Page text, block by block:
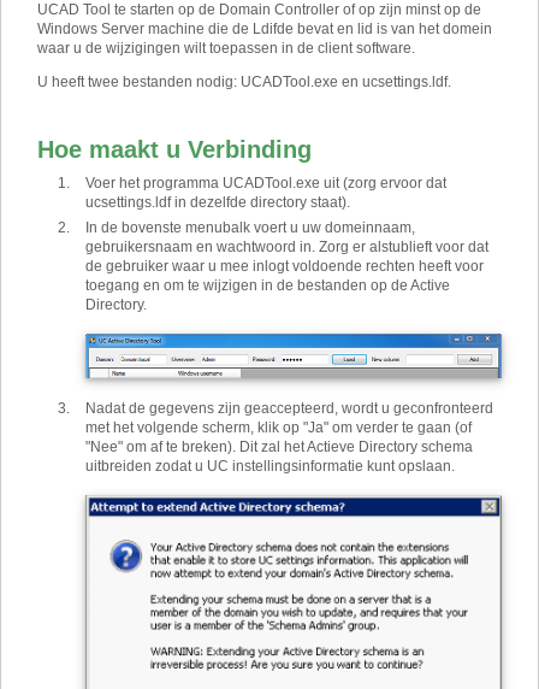
UCAD Tool te starten op de Domain Controller of op zijn minst op de
Windows Server machine die de Ldifde bevat en lid is van het domein
waar u de wijzigingen wilt toepassen in de client software.
U heeft twee bestanden nodig: UCADTool.exe en ucsettings.ldf.
Hoe maakt u Verbinding
Voer het programma UCADTool.exe uit (zorg ervoor dat
ucsettings.ldf in dezelfde directory staat).
In de bovenste menubalk voert u uw domeinnaam,
gebruikersnaam en wachtwoord in. Zorg er alstublieft voor dat
de gebruiker waar u mee inlogt voldoende rechten heeft voor
toegang en om te wijzigen in de bestanden op de Active
Directory.
Nadat de gegevens zijn geaccepteerd, wordt u geconfronteerd
met het volgende scherm, klik op "Ja" om verder te gaan (of
"Nee" om af te breken). Dit zal het Actieve Directory schema
uitbreiden zodat u UC instellingsinformatie kunt opslaan.